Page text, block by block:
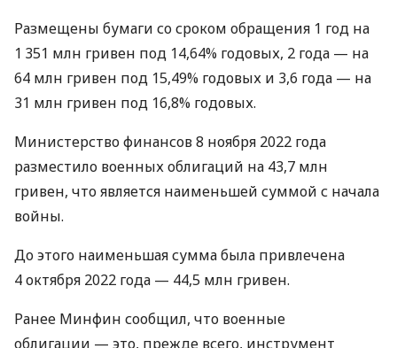
Размещены бумаги со сроком обращения 1 год на
1 351 млн гривен под 14,64% годовых, 2 года — на
64 млн гривен под 15,49% годовых и 3,6 года — на
31 млн гривен под 16,8% годовых.
Министерство финансов 8 ноября 2022 года
разместило военных облигаций на 43,7 млн ​​
гривен, что является наименьшей суммой с начала
войны.
До этого наименьшая сумма была привлечена
4 октября 2022 года — 44,5 млн гривен.
Ранее Минфин сообщил, что военные
облигации — это, прежде всего, инструмент